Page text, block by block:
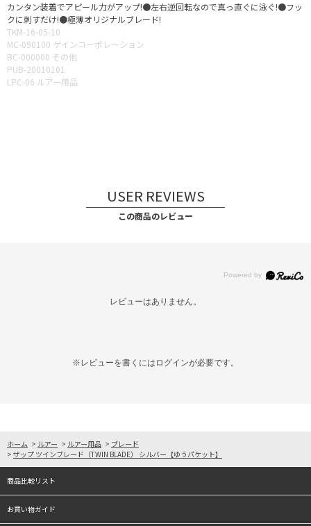
カンタン装着でアピール力がアップ!●左右逆回転なので真っ直ぐに泳ぐ!●フッ
クに刺すだけ!●極薄オリジナルブレード!
TKM-16-05-10
MC-090100 ゲインコーポレーション
BC-000000 その他
PUB-20010101
LPC-06 ルアー用品
USER REVIEWS
この商品のレビュー
レビューはありません。
※レビューを書くには ログインが必要です。
ホーム > ルアー > ルアー用品 > ブレード
> ザップ ツインブレード（TWIN BLADE） シルバー【ゆうパケット】
商品比較リスト
お買い物ガイド